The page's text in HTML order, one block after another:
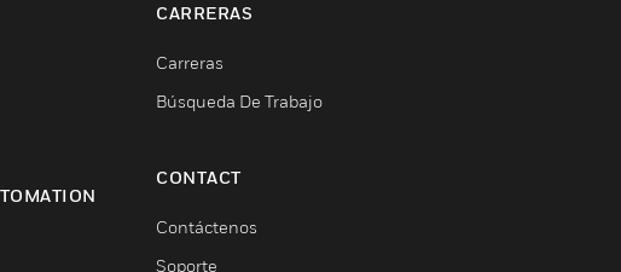
CARRERAS
Carreras
Búsqueda De Trabajo
CONTACT
Contáctenos
Soporte